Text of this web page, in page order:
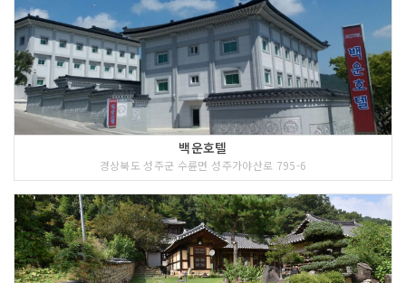
백운호텔
경상북도 성주군 수륜면 성주가야산로 795-6